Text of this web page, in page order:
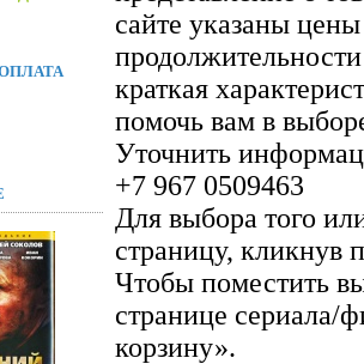
сайте указаны
краткая
помочь вам в
Уточнить
+7 967 0509463
Для выбора того
страницу, кликнув
Чтобы поместить
странице сериала/
корзину».